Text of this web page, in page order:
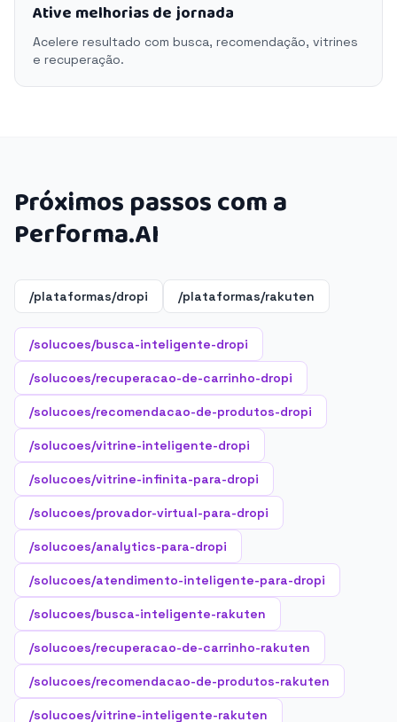
Ative melhorias de jornada
Acelere resultado com busca, recomendação, vitrines
e recuperação.
Próximos passos com a
Performa.AI
/plataformas/dropi /plataformas/rakuten
/solucoes/busca-inteligente-dropi
/solucoes/recuperacao-de-carrinho-dropi
/solucoes/recomendacao-de-produtos-dropi
/solucoes/vitrine-inteligente-dropi
/solucoes/vitrine-infinita-para-dropi
/solucoes/provador-virtual-para-dropi
/solucoes/analytics-para-dropi
/solucoes/atendimento-inteligente-para-dropi
/solucoes/busca-inteligente-rakuten
/solucoes/recuperacao-de-carrinho-rakuten
/solucoes/recomendacao-de-produtos-rakuten
/solucoes/vitrine-inteligente-rakuten